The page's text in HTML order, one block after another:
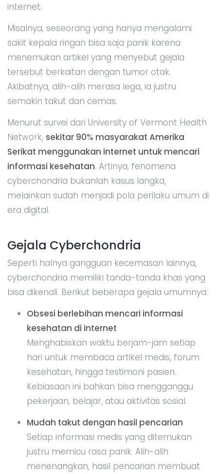
internet.
Misalnya, seseorang yang hanya mengalami
sakit kepala ringan bisa saja panik karena
menemukan artikel yang menyebut gejala
tersebut berkaitan dengan tumor otak.
Akibatnya, alih-alih merasa lega, ia justru
semakin takut dan cemas.
Menurut survei dari University of Vermont Health
Network, sekitar 90% masyarakat Amerika
Serikat menggunakan internet untuk mencari
informasi kesehatan. Artinya, fenomena
cyberchondria bukanlah kasus langka,
melainkan sudah menjadi pola perilaku umum di
era digital.
Gejala Cyberchondria
Seperti halnya gangguan kecemasan lainnya,
cyberchondria memiliki tanda-tanda khas yang
bisa dikenali. Berikut beberapa gejala umumnya:
Obsesi berlebihan mencari informasi
kesehatan di internet
Menghabiskan waktu berjam-jam setiap
hari untuk membaca artikel medis, forum
kesehatan, hingga testimoni pasien.
Kebiasaan ini bahkan bisa mengganggu
pekerjaan, belajar, atau aktivitas sosial.
Mudah takut dengan hasil pencarian
Setiap informasi medis yang ditemukan
justru memicu rasa panik. Alih-alih
menenangkan, hasil pencarian membuat